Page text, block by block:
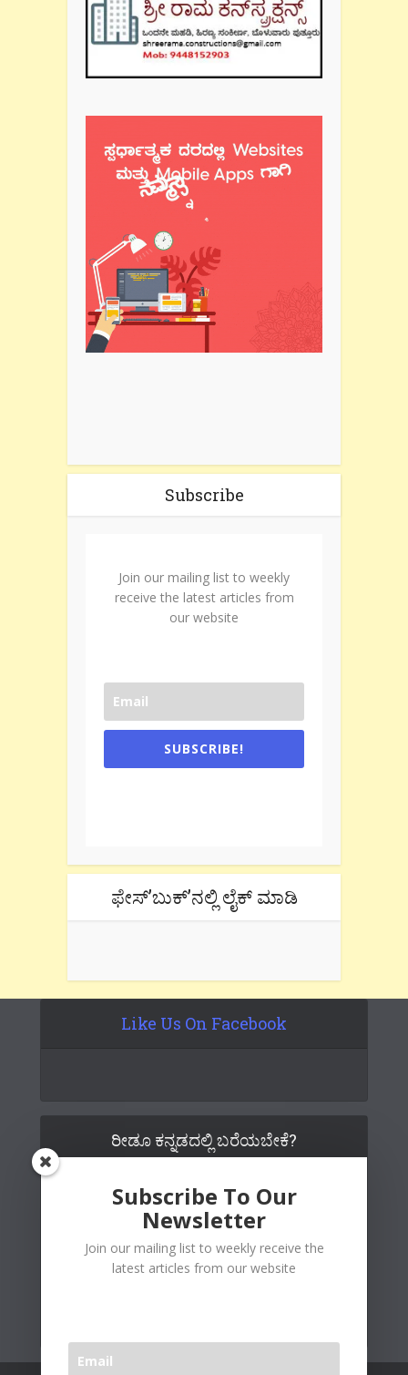
Subscribe
Join our mailing list to weekly
receive the latest articles from
our website
SUBSCRIBE!
ಫೇಸ್’ಬುಕ್’ನಲ್ಲಿ ಲೈಕ್ ಮಾಡಿ
Like Us On Facebook
ರೀಡೂ ಕನ್ನಡದಲ್ಲಿ ಬರೆಯಬೇಕೆ?
Subscribe To Our
Newsletter
Join our mailing list to weekly receive the
latest articles from our website